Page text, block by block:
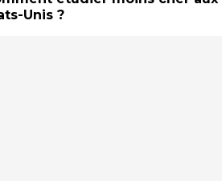
Unis ?